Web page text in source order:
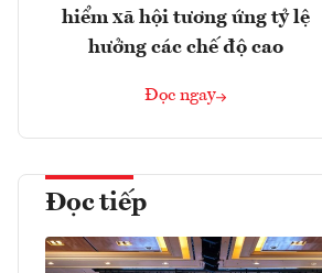
hiểm xã hội tương ứng tỷ lệ
hưởng các chế độ cao
Đọc ngay
Đọc tiếp